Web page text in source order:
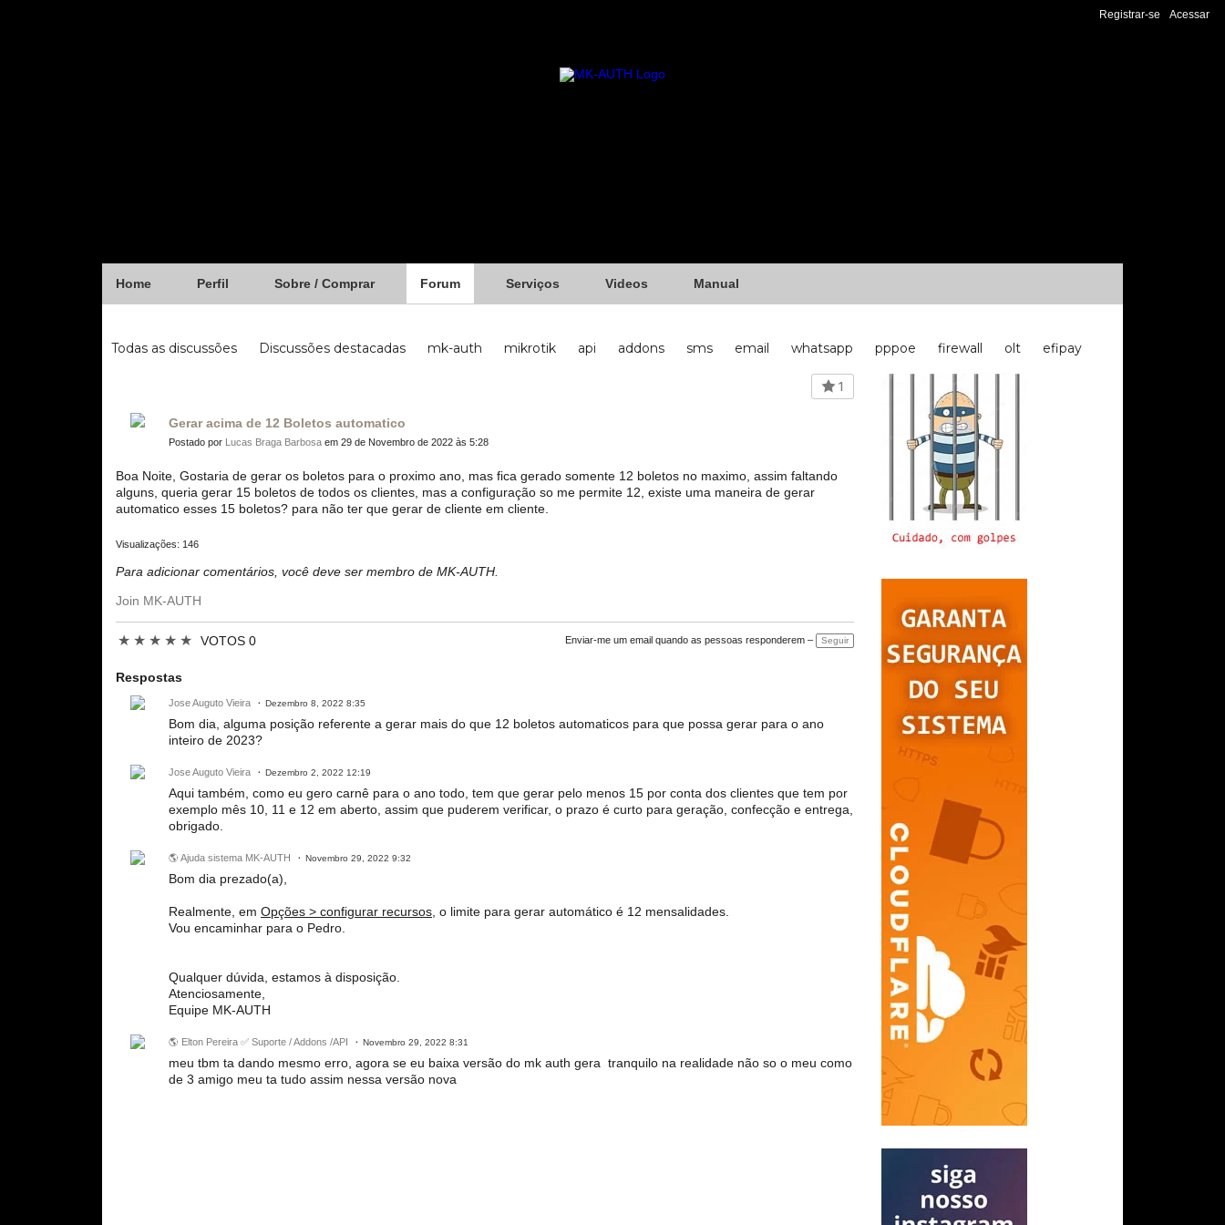
Registrar-se Acessar
Home Perfil Sobre / Comprar Forum Serviços Videos Manual
Todas as discussões
Discussões destacadas mk-auth mikrotik api addons sms email whatsapp pppoe firewall olt
efipay
1
Gerar acima de 12 Boletos automatico
Postado por Lucas Braga Barbosa em 29 de Novembro de 2022 às 5:28
Boa Noite, Gostaria de gerar os boletos para o proximo ano, mas fica gerado somente 12 boletos no maximo, assim faltando
alguns, queria gerar 15 boletos de todos os clientes, mas a configuração so me permite 12, existe uma maneira de gerar
automatico esses 15 boletos? para não ter que gerar de cliente em cliente.
Visualizações: 146
Para adicionar comentários, você deve ser membro de MK-AUTH.
Join MK-AUTH
★ ★ ★ ★ ★ VOTOS 0 Enviar-me um email quando as pessoas responderem – Seguir
Respostas
Jose Auguto Vieira Dezembro 8, 2022 8:35
Bom dia, alguma posição referente a gerar mais do que 12 boletos automaticos para que possa gerar para o ano
inteiro de 2023?
Jose Auguto Vieira Dezembro 2, 2022 12:19
Aqui também, como eu gero carnê para o ano todo, tem que gerar pelo menos 15 por conta dos clientes que tem por
exemplo mês 10, 11 e 12 em aberto, assim que puderem verificar, o prazo é curto para geração, confecção e entrega,
obrigado.
🌎 Ajuda sistema MK-AUTH Novembro 29, 2022 9:32
Bom dia prezado(a),
Realmente, em Opções > configurar recursos , o limite para gerar automático é 12 mensalidades.
Vou encaminhar para o Pedro.
Qualquer dúvida, estamos à disposição.
Atenciosamente,
Equipe MK-AUTH
🌎 Elton Pereira ✅ Suporte / Addons /API Novembro 29, 2022 8:31
meu tbm ta dando mesmo erro, agora se eu baixa versão do mk auth gera tranquilo na realidade não so o meu como
de 3 amigo meu ta tudo assim nessa versão nova